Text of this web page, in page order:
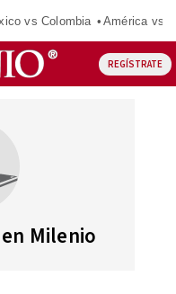
vs Colombia América vs
REGÍSTRATE
Milenio